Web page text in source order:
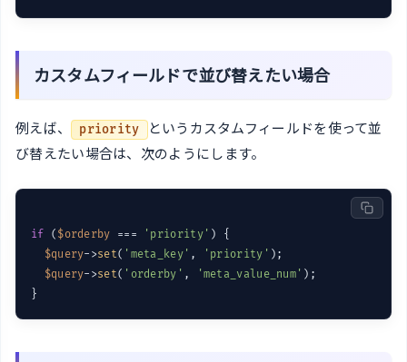
カスタムフィールドで並び替えたい場合
例えば、 priority
というカスタムフィールドを使って並
び替えたい場合は、次のようにします。
if ( $orderby === 'priority' ) {
$query->set( 'meta_key' , 'priority' );
$query->set( 'orderby' , 'meta_value_num' );